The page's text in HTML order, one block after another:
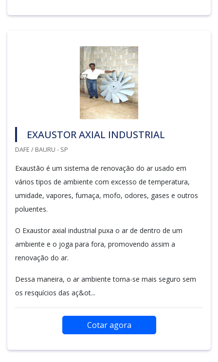
EXAUSTOR AXIAL INDUSTRIAL
DAFE / BAURU - SP
Exaustão é um sistema de renovação do ar usado em
vários tipos de ambiente com excesso de temperatura,
umidade, vapores, fumaça, mofo, odores, gases e outros
poluentes.
O Exaustor axial industrial puxa o ar de dentro de um
ambiente e o joga para fora, promovendo assim a
renovação do ar.
Dessa maneira, o ar ambiente torna-se mais seguro sem
os resquícios das aç&ot...
Cotar agora